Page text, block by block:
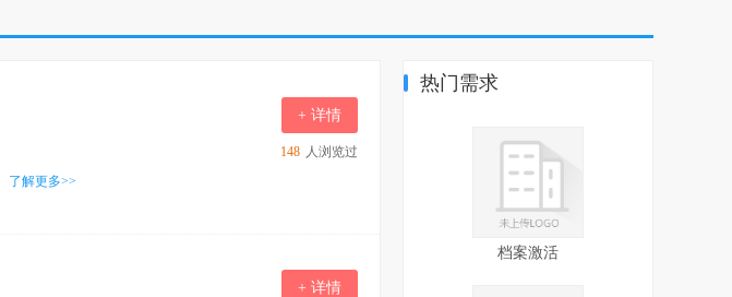
了解更多>>
+ 详情
148 人浏览过
+ 详情
热门需求
档案激活